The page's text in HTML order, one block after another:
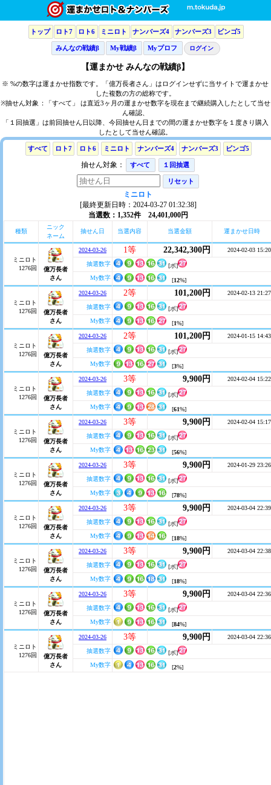
トップ ロト7 ロト6 ミニロト ナンバーズ4 ナンバーズ3 ビンゴ5
みんなの戦績β My戦績β Myプロフ ログイン
【運まかせ みんなの戦績β】
※ %の数字は運まかせ指数です。「億万長者さん」はログインせずに当サイトで運まかせ
した複数の方の総称です。
※抽せん対象：「すべて」 は直近3ヶ月の運まかせ数字を現在まで継続購入したとして当せ
ん確認、
「１回抽選」は前回抽せん日以降、今回抽せん日までの間の運まかせ数字を１度きり購入
したとして当せん確認。
すべて ロト7 ロト6 ミニロト ナンバーズ4 ナンバーズ3 ビンゴ5
抽せん対象： すべて １回抽選
リセット
ミニロト
[最終更新日時：2024-03-27 01:32:38]
当選数：1,352件 24,401,000円
種類
ニック
ネーム
抽せん日 当選内容 当選金額 運まかせ日時
ミニロト
1276回
億万長者
さん
2024-03-26 1等 22,342,300円 2024-02-03 15:20
抽選数字
[ボ]
My数字
[12%]
ミニロト
1276回
億万長者
さん
2024-03-26 2等 101,200円 2024-02-13 21:27
抽選数字
[ボ]
My数字
[1%]
ミニロト
1276回
億万長者
さん
2024-03-26 2等 101,200円 2024-01-15 14:43
抽選数字
[ボ]
My数字
[3%]
ミニロト
1276回
億万長者
さん
2024-03-26 3等 9,900円 2024-02-04 15:22
抽選数字
[ボ]
My数字
[61%]
ミニロト
1276回
億万長者
さん
2024-03-26 3等 9,900円 2024-02-04 15:17
抽選数字
[ボ]
My数字
[56%]
ミニロト
1276回
億万長者
さん
2024-03-26 3等 9,900円 2024-01-29 23:26
抽選数字
[ボ]
My数字
[78%]
ミニロト
1276回
億万長者
さん
2024-03-26 3等 9,900円 2024-03-04 22:39
抽選数字
[ボ]
My数字
[18%]
ミニロト
1276回
億万長者
さん
2024-03-26 3等 9,900円 2024-03-04 22:38
抽選数字
[ボ]
My数字
[18%]
ミニロト
1276回
億万長者
さん
2024-03-26 3等 9,900円 2024-03-04 22:36
抽選数字
[ボ]
My数字
[84%]
ミニロト
1276回
億万長者
さん
2024-03-26 3等 9,900円 2024-03-04 22:36
抽選数字
[ボ]
My数字
[2%]